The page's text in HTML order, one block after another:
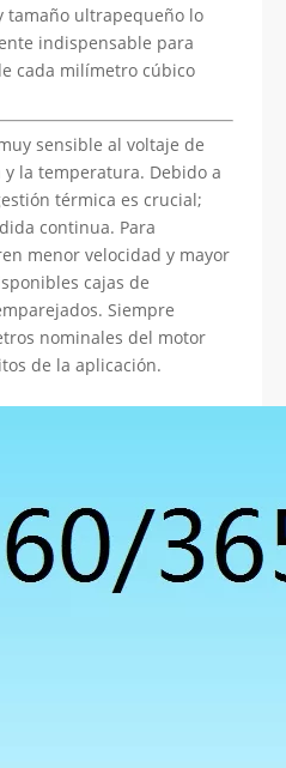
tamaño ultrapequeño lo
indispensable para
cada milímetro cúbico
sensible al voltaje de
la temperatura. Debido a
térmica es crucial;
continua. Para
menor velocidad y mayor
cajas de
Siempre
nominales del motor
de la aplicación.